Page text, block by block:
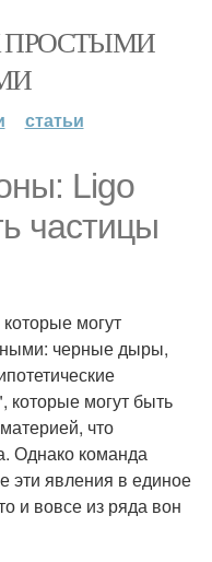
ПРОСТЫМИ
статьи
Ligo
частицы
могут
черные дыры,
которые могут быть
что
Однако команда
эти явления в единое
и вовсе из ряда вон